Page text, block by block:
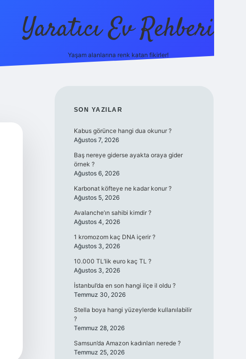
Yaratıcı Ev Rehberi
Yaşam alanlarına renk katan fikirler!
SIDEBAR
SON YAZILAR
Kabus görünce hangi dua okunur ?
Ağustos 7, 2026
Baş nereye giderse ayakta oraya gider
örnek ?
Ağustos 6, 2026
Karbonat köfteye ne kadar konur ?
Ağustos 5, 2026
Avalanche’ın sahibi kimdir ?
Ağustos 4, 2026
1 kromozom kaç DNA içerir ?
Ağustos 3, 2026
10.000 TL’lik euro kaç TL ?
Ağustos 3, 2026
İstanbul’da en son hangi ilçe il oldu ?
Temmuz 30, 2026
Stella boya hangi yüzeylerde kullanılabilir
?
Temmuz 28, 2026
Samsun’da Amazon kadınları nerede ?
Temmuz 25, 2026